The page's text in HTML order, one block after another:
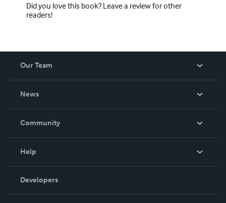
Did you love this book? Leave a review for other
readers!
Our Team
News
In The News
Community
Podcast
Help
Order Lookup
Knowledge Base
Developers